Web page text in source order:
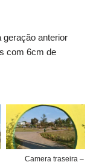
geração anterior
com 6cm de
Camera traseira –